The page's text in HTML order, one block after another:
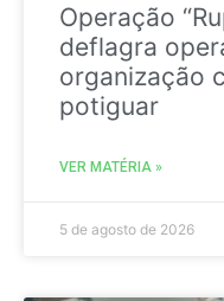
Operação
deflagra
organização
potiguar
VER MATÉRIA »
5 de agosto de 2026